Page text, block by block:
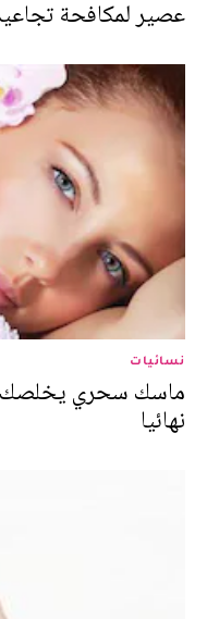
عصير لمكافحة
نسائيات
ماسك سحري يخلصك
نهائيا